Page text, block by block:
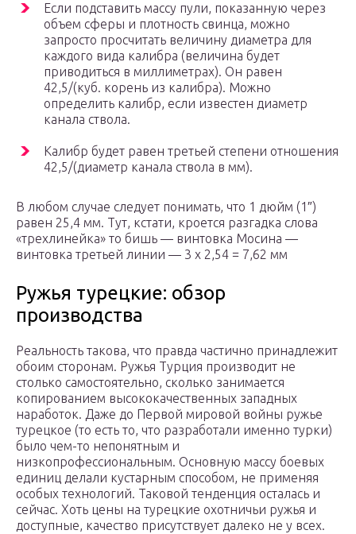
Если подставить массу пули, показанную через
объем сферы и плотность свинца, можно
запросто просчитать величину диаметра для
каждого вида калибра (величина будет
приводиться в миллиметрах). Он равен
42,5/(куб. корень из калибра). Можно
определить калибр, если известен диаметр
канала ствола.
Калибр будет равен третьей степени отношения
42,5/(диаметр канала ствола в мм).
В любом случае следует понимать, что 1 дюйм (1″)
равен 25,4 мм. Тут, кстати, кроется разгадка слова
«трехлинейка» то бишь — винтовка Мосина —
винтовка третьей линии — 3 х 2,54 = 7,62 мм
Ружья турецкие: обзор
производства
Реальность такова, что правда частично принадлежит
обоим сторонам. Ружья Турция производит не
столько самостоятельно, сколько занимается
копированием высококачественных западных
наработок. Даже до Первой мировой войны ружье
турецкое (то есть то, что разработали именно турки)
было чем-то непонятным и
низкопрофессиональным. Основную массу боевых
единиц делали кустарным способом, не применяя
особых технологий. Таковой тенденция осталась и
сейчас. Хоть цены на турецкие охотничьи ружья и
доступные, качество присутствует далеко не у всех.